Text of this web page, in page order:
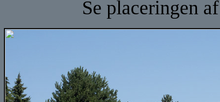
Se placeringen